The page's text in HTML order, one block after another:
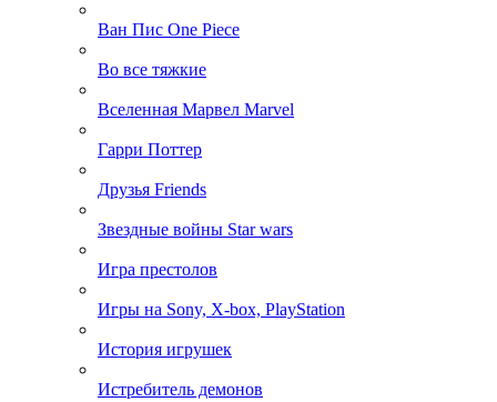
Ван Пис One Piece
Во все тяжкие
Вселенная Марвел Marvel
Гарри Поттер
Друзья Friends
Звездные войны Star wars
Игра престолов
Игры на Sony, X-box, PlayStation
История игрушек
Истребитель демонов